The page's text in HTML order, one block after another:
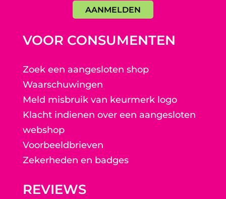
AANMELDEN
VOOR CONSUMENTEN
Zoek een aangesloten shop
Waarschuwingen
Meld misbruik van keurmerk logo
Klacht indienen over een aangesloten
webshop
Voorbeeldbrieven
Zekerheden en badges
REVIEWS